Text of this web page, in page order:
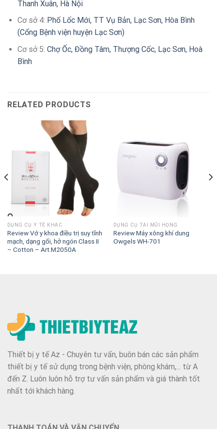
Thanh Xuân, Hà Nội
Cơ sở 4: Phố Lốc Mới, TT Vụ Bản, Lạc Sơn, Hòa Bình
(Cổng Bệnh viện huyện Lạc Sơn)
Cơ sở 5: Chợ Ốc, Đồng Tâm, Thượng Cốc, Lạc Sơn, Hoà
Bình
RELATED PRODUCTS
DỤNG CỤ Y TẾ KHÁC
Review Vớ y khoa điều trị suy tĩnh
mạch, dạng gối, hở ngón Class II
– Cotton – Art.M2050A
DỤNG CỤ TAI MŨI HỌNG
Review Máy xông khí dung
Owgels WH-701
Thiết bị y tế Az - Chuyên tư vấn, buôn bán các sản phẩm
thiết bị y tế sử dụng trong bệnh viện, phòng khám,... từ A
đến Z. Luôn luôn hỗ trợ tư vấn sản phẩm và giá thành tốt
nhất tới khách hàng.